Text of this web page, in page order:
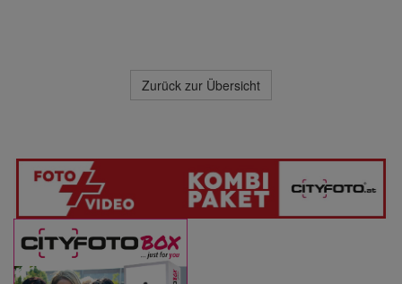
Zurück zur Übersicht